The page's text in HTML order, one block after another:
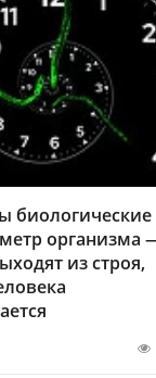
биологические
организма
из строя,